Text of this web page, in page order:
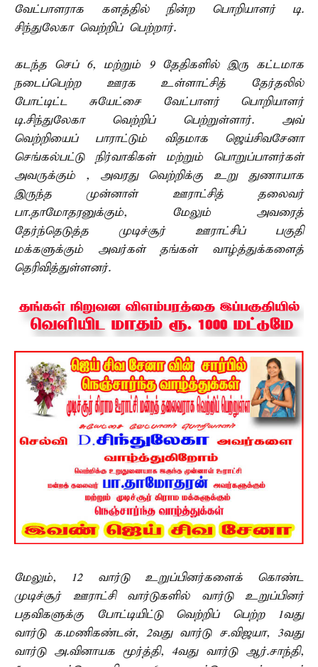
வேட்பாளராக களத்தில் நின்ற பொறியாளர் டி.
சிந்துலேகா வெற்றிப் பெற்றார்.
கடந்த செப் 6, மற்றும் 9 தேதிகளில் இரு கட்டமாக
நடைப்பெற்ற ஊரக உள்ளாட்சித் தேர்தலில்
போட்டிட்ட சுயேட்சை வேட்பாளர் பொறியாளர்
டி.சிந்துலேகா வெற்றிப் பெற்றுள்ளார். அவ்
வெற்றியைப் பாராட்டும் விதமாக ஜெய்சிவசேனா
செங்கல்பட்டு நிர்வாகிகள் மற்றும் பொறுப்பாளர்கள்
அவருக்கும் , அவரது வெற்றிக்கு உறு துணாயாக
இருந்த முன்னாள் ஊராட்சித் தலைவர்
பா.தாமோதரனுக்கும், மேலும் அவரைத்
தேர்ந்தெடுத்த முடிச்சூர் ஊராட்சிப் பகுதி
மக்களுக்கும் அவர்கள் தங்கள் வாழ்த்துக்களைத்
தெரிவித்துள்ளனர்.
மேலும், 12 வார்டு உறுப்பினர்களைக் கொண்ட
முடிச்சூர் ஊராட்சி வார்டுகளில் வார்டு உறுப்பினர்
பதவிகளுக்கு போட்டியிட்டு வெற்றிப் பெற்ற 1வது
வார்டு க.மணிகண்டன், 2வது வார்டு ச.விஜயா, 3வது
வார்டு அ.வினாயக மூர்த்தி, 4வது வார்டு ஆர்.சாந்தி,